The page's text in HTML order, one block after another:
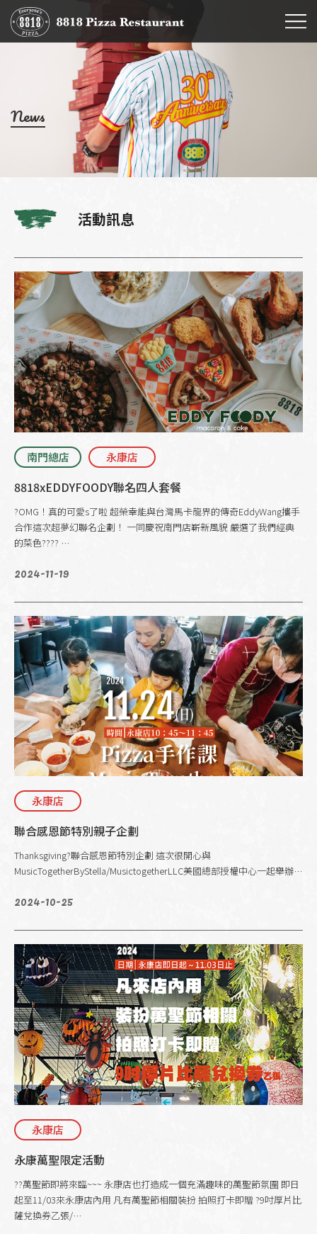
News
活動訊息
南門總店 永康店
8818xEDDYFOODY聯名四人套餐
?OMG！真的可愛s了啦 超榮幸能與台灣馬卡龍界的傳奇EddyWang攜手
合作這次超夢幻聯名企劃！ 一同慶祝南門店嶄新風貌 嚴選了我們經典
的菜色???? …
2024-11-19
永康店
聯合感恩節特別親子企劃
Thanksgiving?聯合感恩節特別企劃 這次很開心與
MusicTogetherByStella/MusictogetherLLC美國總部授權中心一起舉辦…
2024-10-25
永康店
永康萬聖限定活動
??萬聖節即將來臨~~~ 永康店也打造成一個充滿趣味的萬聖節氛圍 即日
起至11/03來永康店內用 凡有萬聖節相關裝扮 拍照打卡即贈 ?9吋厚片比
薩兌換券乙張/…